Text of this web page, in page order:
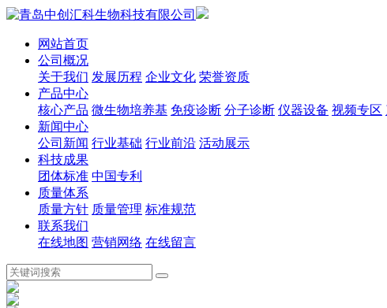
网站首页
公司概况
关于我们 发展历程 企业文化 荣誉资质
产品中心
核心产品 微生物培养基 免疫诊断 分子诊断 仪器设备 视频专区
新闻中心
公司新闻 行业基础 行业前沿 活动展示
科技成果
团体标准 中国专利
质量体系
质量方针 质量管理 标准规范
联系我们
在线地图 营销网络 在线留言